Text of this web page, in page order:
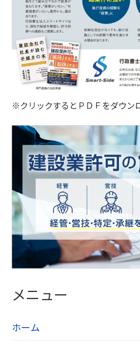
等の情報は、結果をス
を第三者へ提供します。
【４．個人データを安
当社は個人情報を正確
努め、不正なアクセス
び毀損から保護するた
護規程を設け、現場で
点検を行っています。
【５．個人データの第
当社は法令及びガイド
場合を除き、同意を得
提供することは致しま
【６．保有個人データの
当社は本人から個人情
人情報の利用目的の通
は、お問い合わせフォ
※クリックするとＰＤＦをダウン
メニュー
ホーム